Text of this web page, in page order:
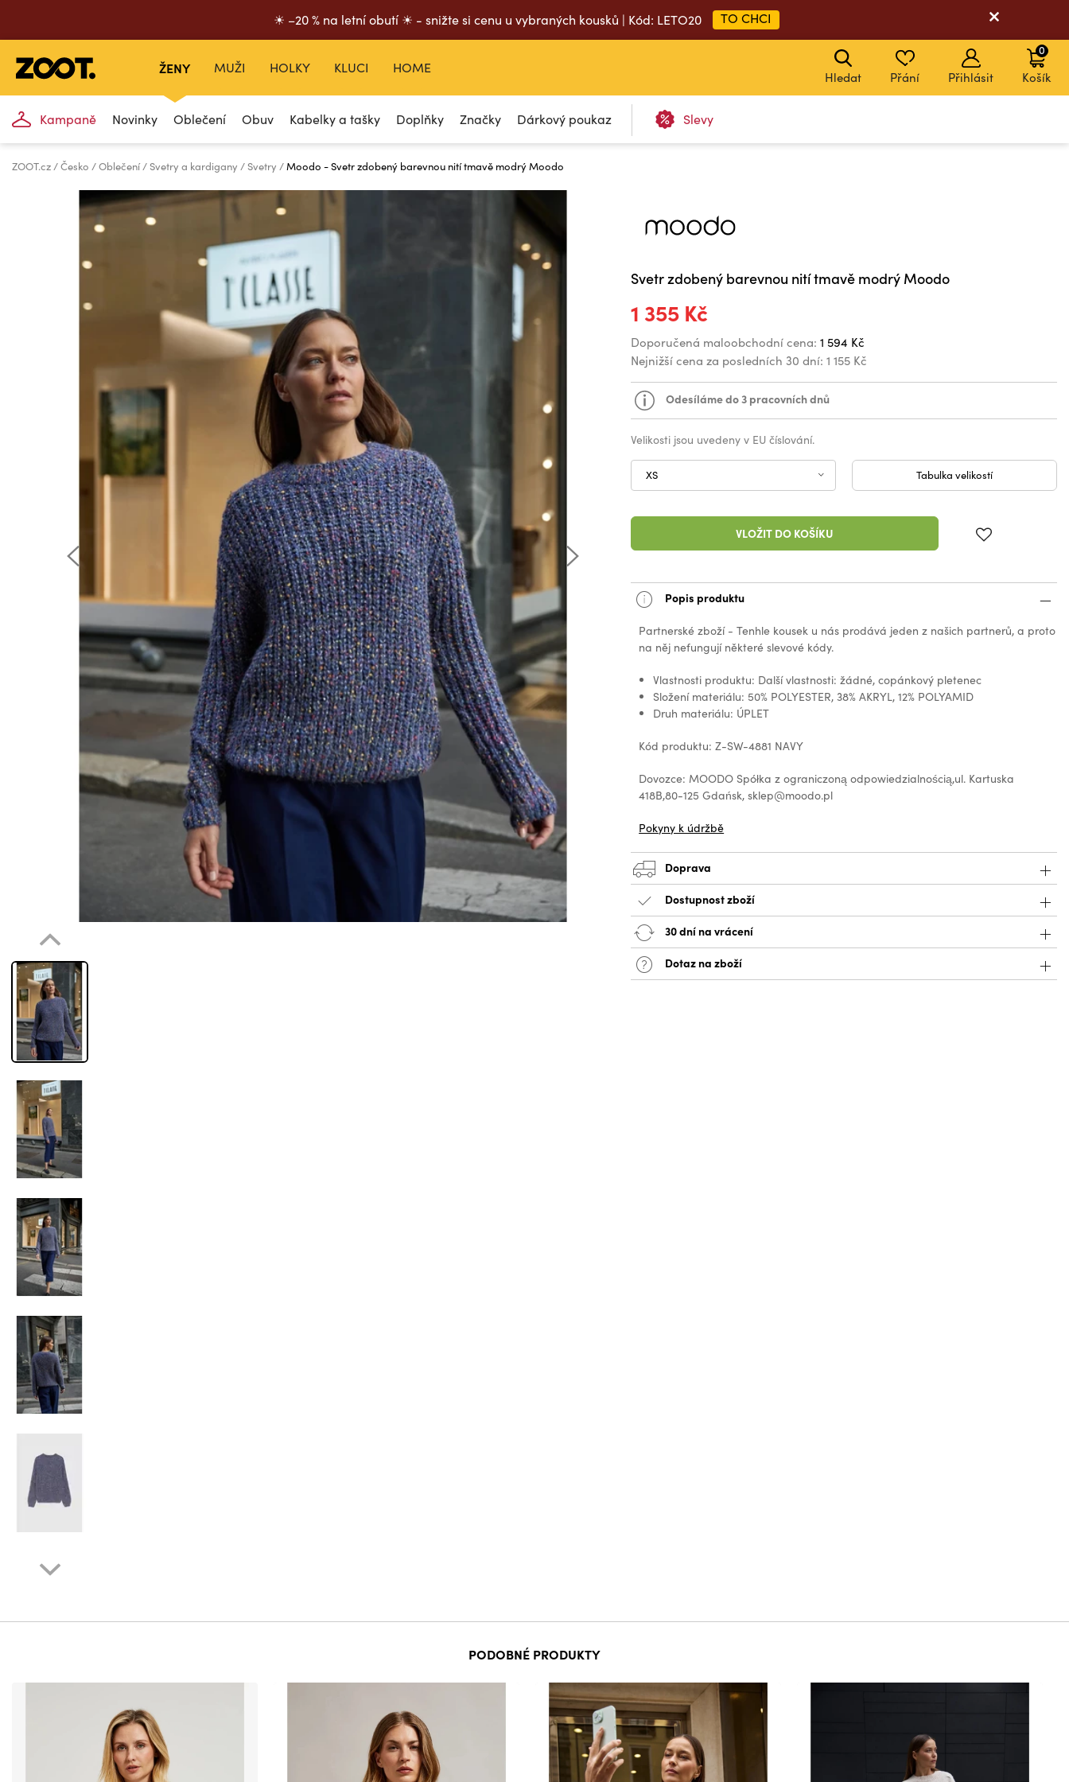
☀ –20 % na letní obutí ☀ - snižte si cenu u vybraných kousků | Kód: LETO20 TO CHCI
ŽENY
Kampaně Novinky Oblečení Obuv Kabelky a tašky Doplňky Značky Dárkový poukaz Slevy
MUŽI HOLKY KLUCI HOME
Hledat Přání Přihlásit Košík
0
ZOOT.cz Česko Oblečení Svetry a kardigany Svetry Moodo - Svetr zdobený barevnou nití tmavě modrý Moodo
Svetr zdobený barevnou nití tmavě modrý Moodo
1 355 Kč
Doporučená maloobchodní cena: 1 594 Kč
Nejnižší cena za posledních 30 dní: 1 155 Kč
Odesíláme do 3 pracovních dnů
Velikosti jsou uvedeny v EU číslování.
XS Tabulka velikostí
VLOŽIT DO KOŠÍKU
Popis produktu
Partnerské zboží - Tenhle kousek u nás prodává jeden z našich partnerů, a proto
na něj nefungují některé slevové kódy.
Vlastnosti produktu: Další vlastnosti: žádné, copánkový pletenec
Složení materiálu: 50% POLYESTER, 38% AKRYL, 12% POLYAMID
Druh materiálu: ÚPLET
Kód produktu: Z-SW-4881 NAVY
Dovozce: MOODO Spółka z ograniczoną odpowiedzialnością,ul. Kartuska
418B,80-125 Gdańsk, sklep@moodo.pl
Pokyny k údržbě
Doprava
Dostupnost zboží
30 dní na vrácení
Dotaz na zboží
PODOBNÉ PRODUKTY